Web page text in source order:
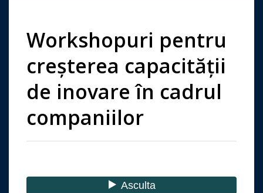
Workshopuri pentru
creșterea capacității
de inovare în cadrul
companiilor